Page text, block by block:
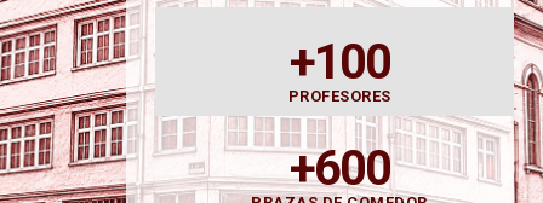
+100
PROFESORES
+600